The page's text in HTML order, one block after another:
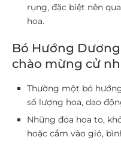
rụng, đặc biệt nên
hoa.
Bó Hướng
chào mừng cử
Thường một bó
số lượng hoa, dao
Những đóa hoa to,
hoặc cắm vào giỏ,